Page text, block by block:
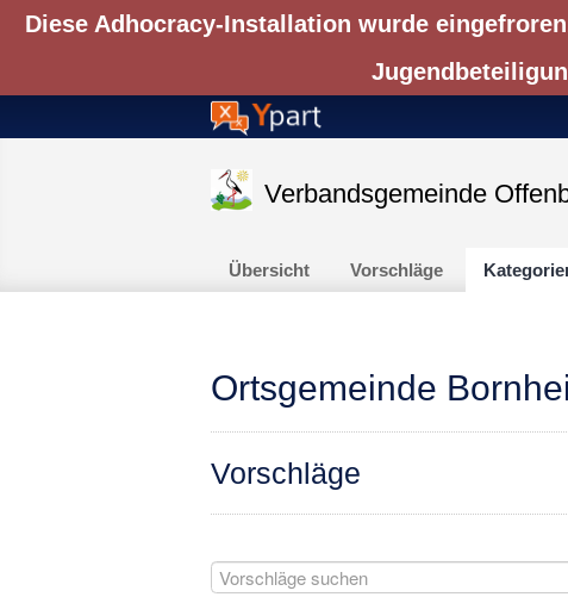
Diese Adhocracy-Installation wurde
Verbandsgemeinde
Übersicht Vorschläge
Ortsgemeinde
Vorschläge